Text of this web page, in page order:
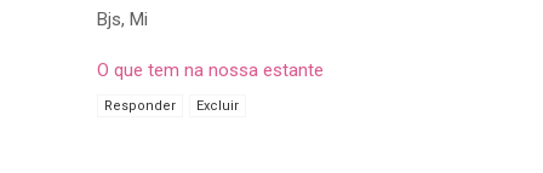
Bjs, Mi
O que tem na nossa estante
Responder Excluir